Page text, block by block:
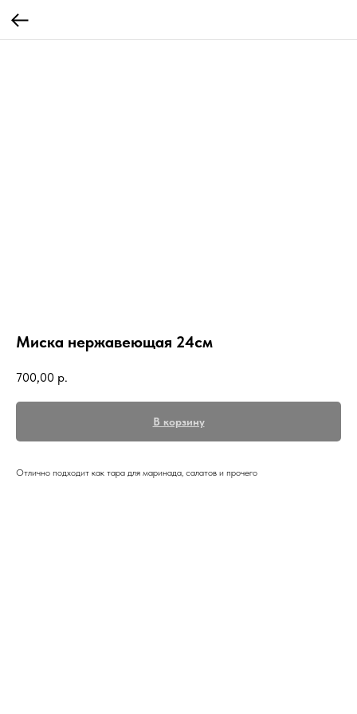
Миска нержавеющая 24см
700,00 р.
В корзину
Отлично подходит как тара для маринада, салатов и прочего